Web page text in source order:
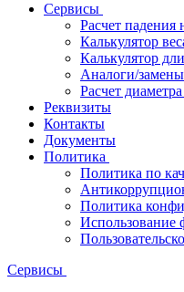
Сервисы
Расчет
Калькулятор
Калькулятор
Аналоги/
Расчет
Реквизиты
Контакты
Документы
Политика
Политика по
Политика
Использование
Сервисы